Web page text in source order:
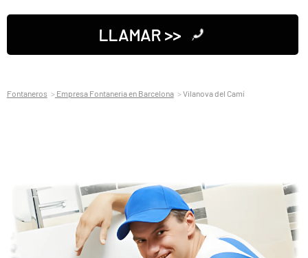
LLAMAR >>
Fontaneros Empresa Fontaneria en Barcelona Vilanova del Camí